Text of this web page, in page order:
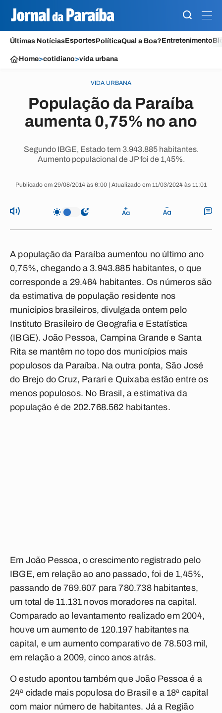
Últimas NotíciasEsportesPolíticaQual a Boa?Entretenimento
Home>cotidiano>vida urbana
VIDA URBANA
População da Paraíba
aumenta 0,75% no ano
Segundo IBGE, Estado tem 3.943.885 habitantes.
Aumento populacional de JP foi de 1,45%.
Publicado em 29/08/2014 às 6:00 | Atualizado em 11/03/2024 às 11:01
A população da Paraíba aumentou no último ano
0,75%, chegando a 3.943.885 habitantes, o que
corresponde a 29.464 habitantes. Os números são
da estimativa de população residente nos
municípios brasileiros, divulgada ontem pelo
Instituto Brasileiro de Geografia e Estatística
(IBGE). João Pessoa, Campina Grande e Santa
Rita se mantêm no topo dos municípios mais
populosos da Paraíba. Na outra ponta, São José
do Brejo do Cruz, Parari e Quixaba estão entre os
menos populosos. No Brasil, a estimativa da
população é de 202.768.562 habitantes.
Em João Pessoa, o crescimento registrado pelo
IBGE, em relação ao ano passado, foi de 1,45%,
passando de 769.607 para 780.738 habitantes,
um total de 11.131 novos moradores na capital.
Comparado ao levantamento realizado em 2004,
houve um aumento de 120.197 habitantes na
capital, e um aumento comparativo de 78.503 mil,
em relação a 2009, cinco anos atrás.
O estudo apontou também que João Pessoa é a
24ª cidade mais populosa do Brasil e a 18ª capital
com maior número de habitantes. Já a Região